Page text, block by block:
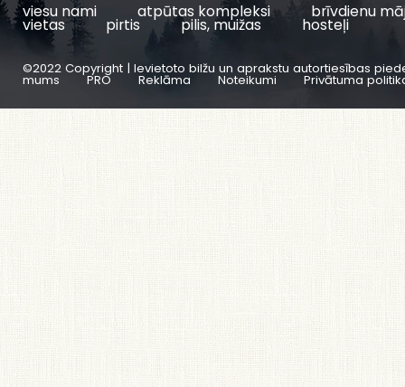
viesu nami atpūtas kompleksi brīvdienu
vietas pirtis pilis, muižas hosteļi
©2022 Copyright | Ievietoto bilžu un aprakstu autortiesības
mums PRO Reklāma Noteikumi Privātuma